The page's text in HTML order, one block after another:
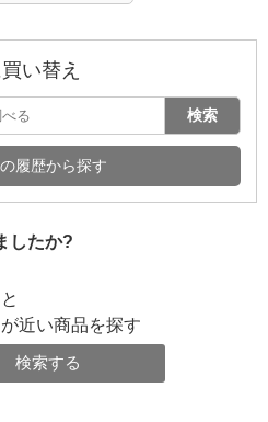
い替え
検索
履歴から探す
したか?
近い商品を探す
検索する